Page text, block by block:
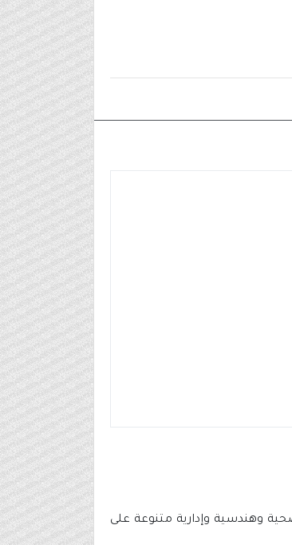
وهندسية وإدارية متنوعة على